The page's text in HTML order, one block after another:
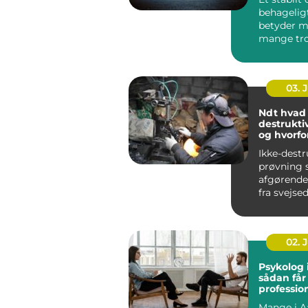
betyder
mange
03.
Ndt hvad er ikke-
og
Ikke-
prøvning
fra
02.
Psykolog
sådan